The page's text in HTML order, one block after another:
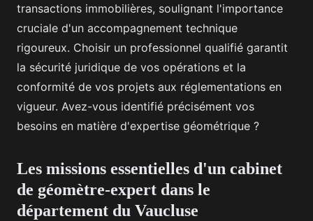
transactions immobilières, soulignant l'importance
cruciale d'un accompagnement technique
rigoureux. Choisir un professionnel qualifié garantit
la sécurité juridique de vos opérations et la
conformité de vos projets aux réglementations en
vigueur. Avez-vous identifié précisément vos
besoins en matière d'expertise géométrique ?
Les missions essentielles d'un cabinet
de géomètre-expert dans le
département du Vaucluse